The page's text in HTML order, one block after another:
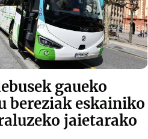
gaueko
bereziak eskainiko
jaietarako